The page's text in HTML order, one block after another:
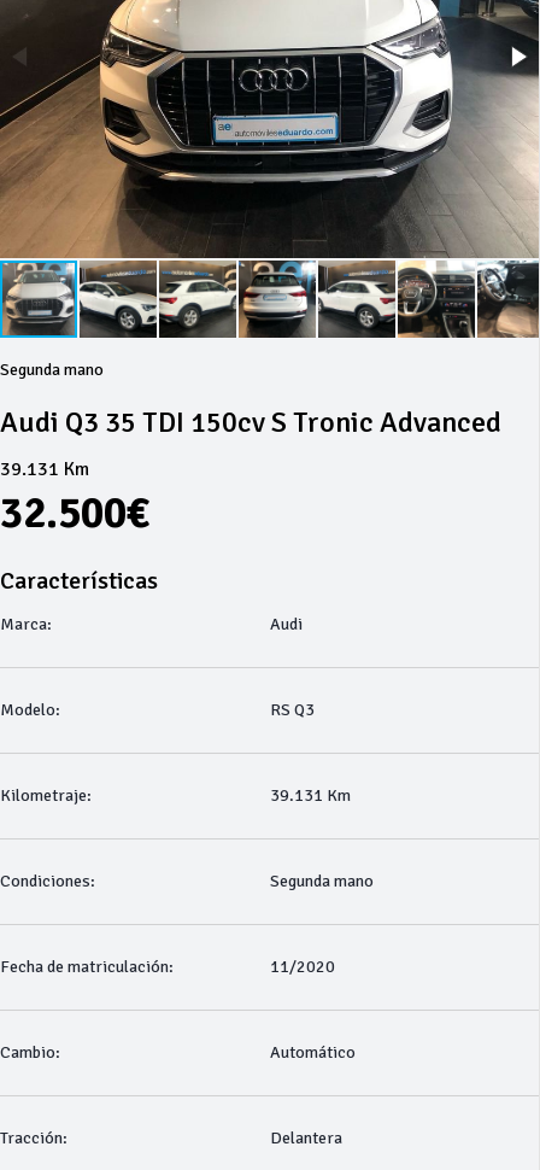
Segunda mano
Audi Q3 35 TDI 150cv S Tronic Advanced
39.131 Km
32.500€
Características
Marca: Audi
Modelo: RS Q3
Kilometraje: 39.131 Km
Condiciones: Segunda mano
Fecha de matriculación: 11/2020
Cambio: Automático
Tracción: Delantera